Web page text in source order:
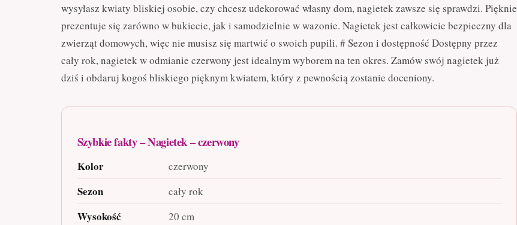
wysyłasz kwiaty bliskiej osobie, czy chcesz udekorować własny dom, nagietek zawsze się sprawdzi. Pięknie
prezentuje się zarówno w bukiecie, jak i samodzielnie w wazonie. Nagietek jest całkowicie bezpieczny dla
zwierząt domowych, więc nie musisz się martwić o swoich pupili. # Sezon i dostępność Dostępny przez
cały rok, nagietek w odmianie czerwony jest idealnym wyborem na ten okres. Zamów swój nagietek już
dziś i obdaruj kogoś bliskiego pięknym kwiatem, który z pewnością zostanie doceniony.
Szybkie fakty – Nagietek – czerwony
Kolor czerwony
Sezon cały rok
Wysokość 20 cm